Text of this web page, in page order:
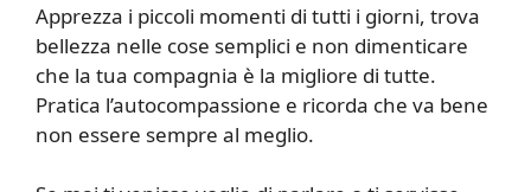
Apprezza i piccoli momenti di tutti i giorni, trova
bellezza nelle cose semplici e non dimenticare
che la tua compagnia è la migliore di tutte.
Pratica l’autocompassione e ricorda che va bene
non essere sempre al meglio.